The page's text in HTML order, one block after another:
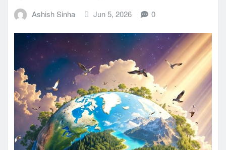
Ashish Sinha Jun 5, 2026 0